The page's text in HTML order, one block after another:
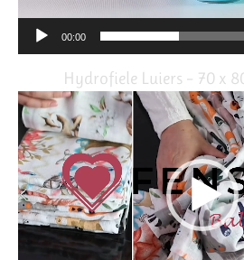
00:00
Hydrofiele Luiers – 70 x
Video
Player